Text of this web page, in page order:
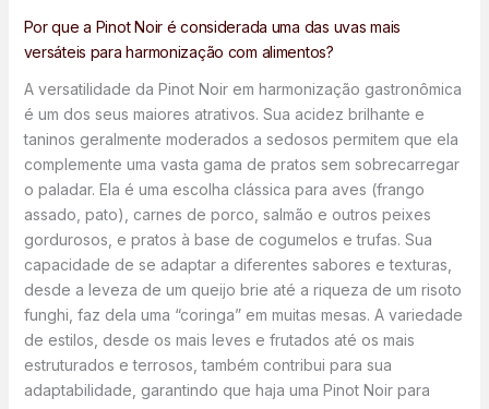
Por que a Pinot Noir é considerada uma das uvas mais
versáteis para harmonização com alimentos?
A versatilidade da Pinot Noir em harmonização gastronômica
é um dos seus maiores atrativos. Sua acidez brilhante e
taninos geralmente moderados a sedosos permitem que ela
complemente uma vasta gama de pratos sem sobrecarregar
o paladar. Ela é uma escolha clássica para aves (frango
assado, pato), carnes de porco, salmão e outros peixes
gordurosos, e pratos à base de cogumelos e trufas. Sua
capacidade de se adaptar a diferentes sabores e texturas,
desde a leveza de um queijo brie até a riqueza de um risoto
funghi, faz dela uma “coringa” em muitas mesas. A variedade
de estilos, desde os mais leves e frutados até os mais
estruturados e terrosos, também contribui para sua
adaptabilidade, garantindo que haja uma Pinot Noir para